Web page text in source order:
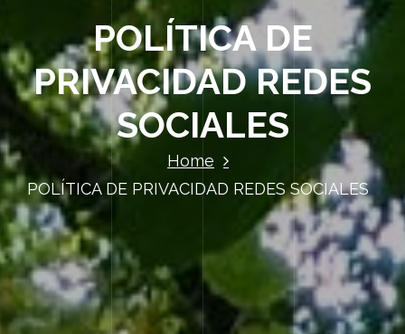
POLÍTICA DE
PRIVACIDAD REDES
SOCIALES
Home
POLÍTICA DE PRIVACIDAD REDES SOCIALES